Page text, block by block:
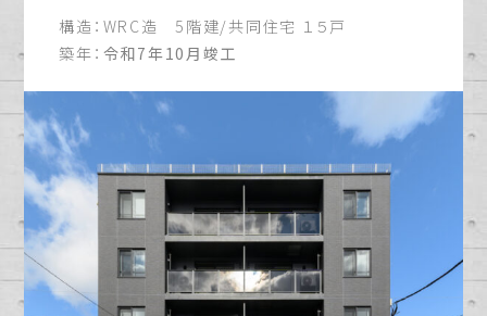
構造： WRC造 5階建/共同住宅 １５戸
築年： 令和7年10月竣工